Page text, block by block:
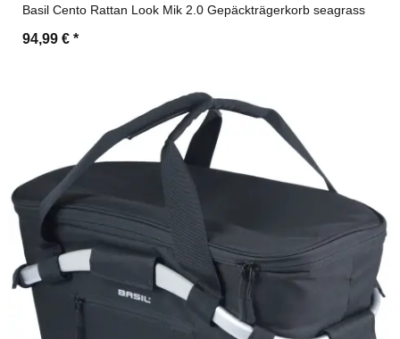
Basil Cento Rattan Look Mik 2.0 Gepäckträgerkorb seagrass
94,99 € *